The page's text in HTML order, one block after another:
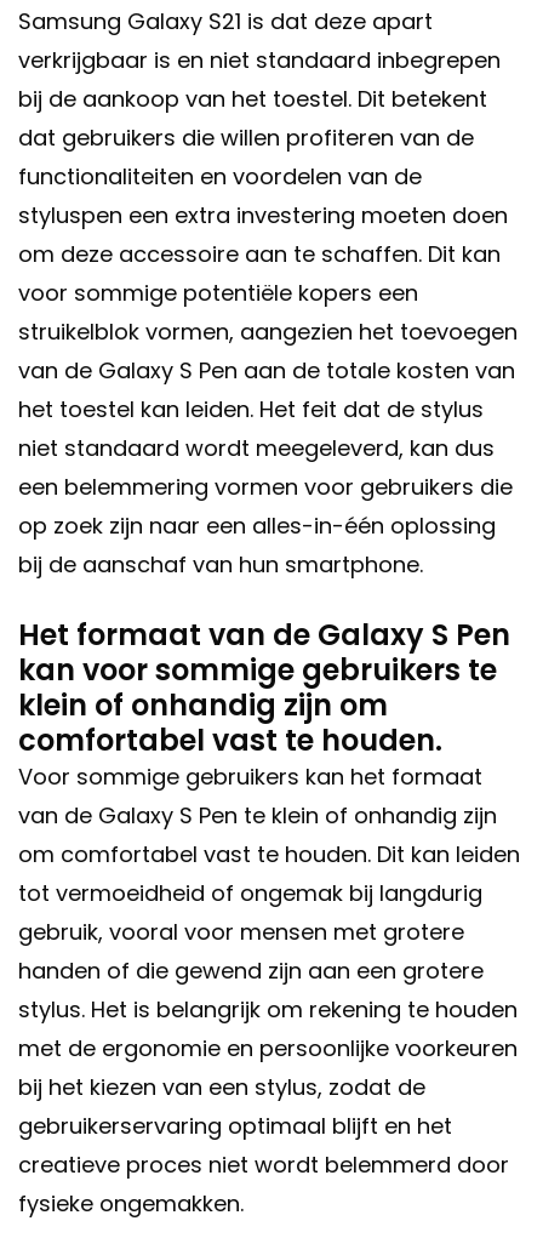
Samsung Galaxy S21 is dat deze apart
verkrijgbaar is en niet standaard inbegrepen
bij de aankoop van het toestel. Dit betekent
dat gebruikers die willen profiteren van de
functionaliteiten en voordelen van de
styluspen een extra investering moeten doen
om deze accessoire aan te schaffen. Dit kan
voor sommige potentiële kopers een
struikelblok vormen, aangezien het toevoegen
van de Galaxy S Pen aan de totale kosten van
het toestel kan leiden. Het feit dat de stylus
niet standaard wordt meegeleverd, kan dus
een belemmering vormen voor gebruikers die
op zoek zijn naar een alles-in-één oplossing
bij de aanschaf van hun smartphone.
Het formaat van de Galaxy S Pen
kan voor sommige gebruikers te
klein of onhandig zijn om
comfortabel vast te houden.
Voor sommige gebruikers kan het formaat
van de Galaxy S Pen te klein of onhandig zijn
om comfortabel vast te houden. Dit kan leiden
tot vermoeidheid of ongemak bij langdurig
gebruik, vooral voor mensen met grotere
handen of die gewend zijn aan een grotere
stylus. Het is belangrijk om rekening te houden
met de ergonomie en persoonlijke voorkeuren
bij het kiezen van een stylus, zodat de
gebruikerservaring optimaal blijft en het
creatieve proces niet wordt belemmerd door
fysieke ongemakken.